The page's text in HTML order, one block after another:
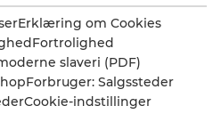
Erklæring om Cookies
Fortrolighed
slaveri (PDF)
Forbruger: Salgssteder
Cookie-indstillinger